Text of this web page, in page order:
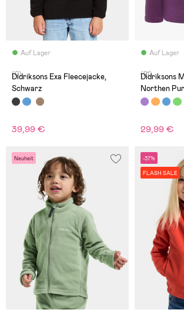
Auf Lager
(0)
Didriksons Exa Fleecejacke,
Schwarz
39,99 €
Auf Lager
(21)
Didriksons
Northen
29,99 €
Neuheit -37%
FLASH SALE